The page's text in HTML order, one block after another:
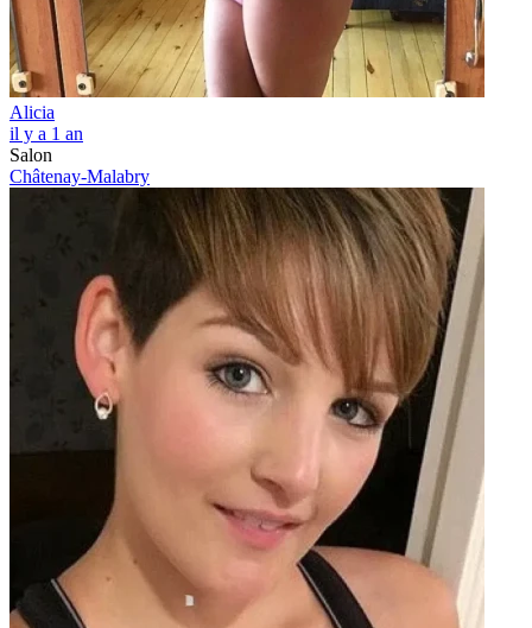
Alicia
il y a 1 an
Salon
Châtenay-Malabry